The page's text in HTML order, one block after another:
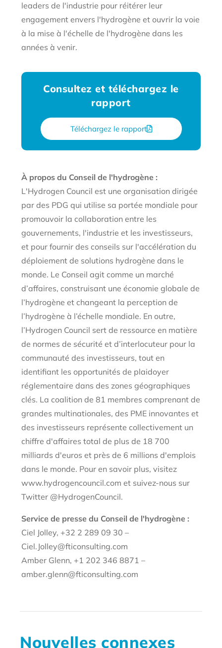
leaders de l'industrie pour réitérer leur
engagement envers l'hydrogène et ouvrir la voie
à la mise à l'échelle de l'hydrogène dans les
années à venir.
Consultez et téléchargez le
rapport
Téléchargez le rapport
À propos du Conseil de l'hydrogène :
L'Hydrogen Council est une organisation dirigée
par des PDG qui utilise sa portée mondiale pour
promouvoir la collaboration entre les
gouvernements, l'industrie et les investisseurs,
et pour fournir des conseils sur l'accélération du
déploiement de solutions hydrogène dans le
monde. Le Conseil agit comme un marché
d’affaires, construisant une économie globale de
l’hydrogène et changeant la perception de
l’hydrogène à l’échelle mondiale. En outre,
l’Hydrogen Council sert de ressource en matière
de normes de sécurité et d’interlocuteur pour la
communauté des investisseurs, tout en
identifiant les opportunités de plaidoyer
réglementaire dans des zones géographiques
clés. La coalition de 81 membres comprenant de
grandes multinationales, des PME innovantes et
des investisseurs représente collectivement un
chiffre d'affaires total de plus de 18 700
milliards d'euros et près de 6 millions d'emplois
dans le monde. Pour en savoir plus, visitez
www.hydrogencouncil.com et suivez-nous sur
Twitter @HydrogenCouncil.
Service de presse du Conseil de l'hydrogène :
Ciel Jolley, +32 2 289 09 30 –
Ciel.Jolley@fticonsulting.com
Amber Glenn, +1 202 346 8871 –
amber.glenn@fticonsulting.com
Nouvelles connexes